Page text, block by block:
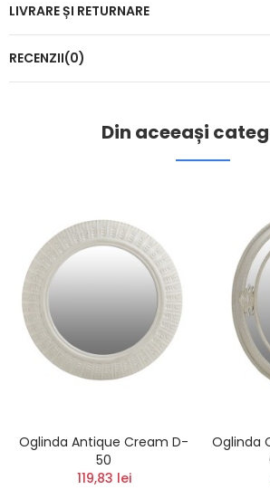
LIVRARE ȘI RETURNARE
RECENZII(0)
Din aceeași
Oglinda Antique Cream D-
50
119,83 lei
Oglinda